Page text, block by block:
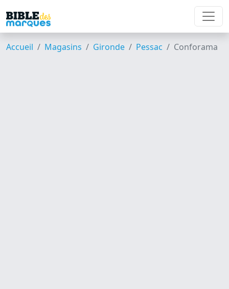
Accueil Magasins Gironde Pessac Conforama